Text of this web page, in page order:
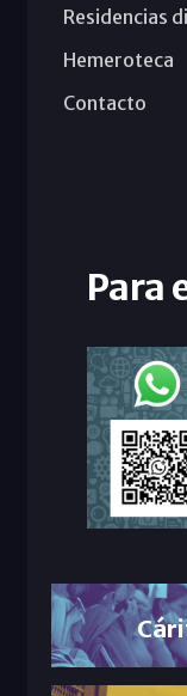
Residencias
Hemeroteca
Contacto
Para